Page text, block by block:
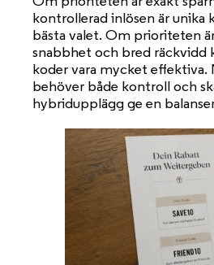
kontrollerad inlösen är unika
bästa valet. Om prioriteten
snabbhet och bred räckvidd
koder vara mycket effektiva.
behöver både kontroll och
hybridupplägg ge en